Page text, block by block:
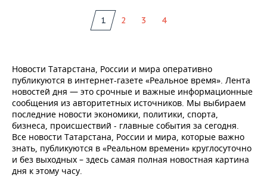
1 2 3 4
Новости Татарстана, России и мира оперативно
публикуются в интернет-газете «Реальное время». Лента
новостей дня — это срочные и важные информационные
сообщения из авторитетных источников. Мы выбираем
последние новости экономики, политики, спорта,
бизнеса, происшествий - главные события за сегодня.
Все новости Татарстана, России и мира, которые важно
знать, публикуются в «Реальном времени» круглосуточно
и без выходных – здесь самая полная новостная картина
дня к этому часу.